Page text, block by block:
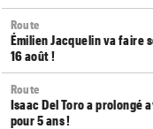
Route
Émilien Jacquelin va faire
16 août !
Route
Isaac Del Toro a prolongé
pour 5 ans !